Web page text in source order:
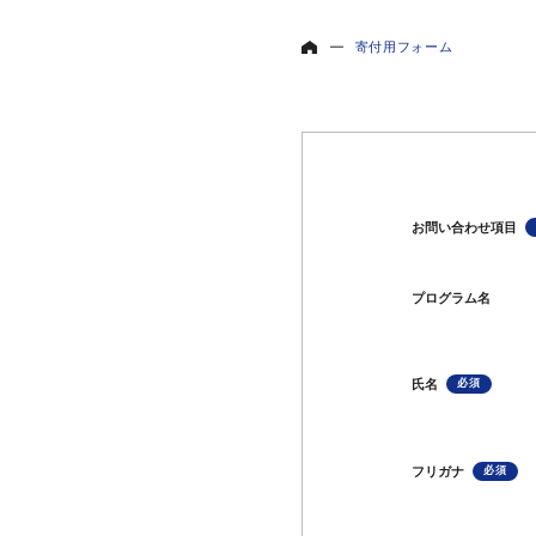
寄付用フォーム
お問い合わせ項目
プログラム名
氏名
フリガナ